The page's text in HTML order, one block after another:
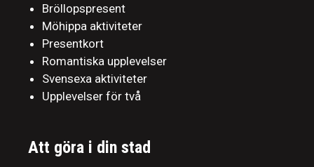
Bröllopspresent
Möhippa aktiviteter
Presentkort
Romantiska upplevelser
Svensexa aktiviteter
Upplevelser för två
Att göra i din stad